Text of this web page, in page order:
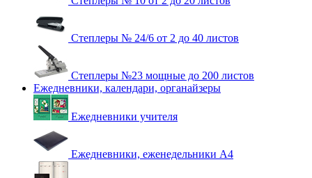
Степлеры № 24/6 от 2 до 40 листов
Степлеры №23 мощные до 200 листов
Ежедневники, календари, органайзеры
Ежедневники учителя
Ежедневники, еженедельники А4